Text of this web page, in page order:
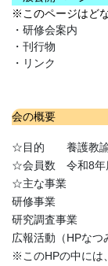
※このページはど
・研修会案内
・刊行物
・リンク
会の概要
☆目的 養護教諭
☆会員数 令和8
☆主な事業
研修事業
研究調査事業
広報活動（HPなつ
※このHPの中には